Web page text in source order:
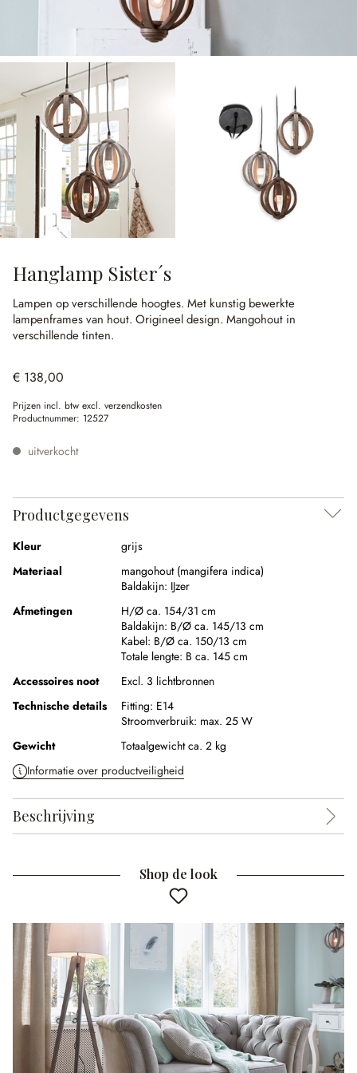
Hanglamp Sister´s
Lampen op verschillende hoogtes. Met kunstig bewerkte
lampenframes van hout. Origineel design. Mangohout in
verschillende tinten.
€ 138,00
Prijzen incl. btw excl. verzendkosten
Productnummer: 12527
uitverkocht
Productgegevens
Kleur
grijs
Materiaal
mangohout (mangifera indica)
Baldakijn: IJzer
Afmetingen
H/Ø ca. 154/31 cm
Baldakijn: B/Ø ca. 145/13 cm
Kabel: B/Ø ca. 150/13 cm
Totale lengte: B ca. 145 cm
Accessoires noot
Excl. 3 lichtbronnen
Technische details
Fitting: E14
Stroomverbruik: max. 25 W
Gewicht
Totaalgewicht ca. 2 kg
Informatie over productveiligheid
Beschrijving
Shop de look